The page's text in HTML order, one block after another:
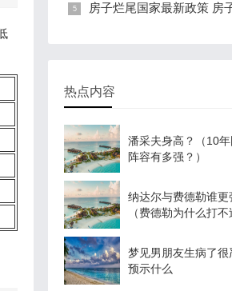
房子烂尾国家最新政策 房子烂尾了该找哪个部门解
热点内容
潘采夫身高？（10
阵容有多强？）
纳达尔与费德勒谁更
（费德勒为什么打不
梦见男朋友生病了很
预示什么